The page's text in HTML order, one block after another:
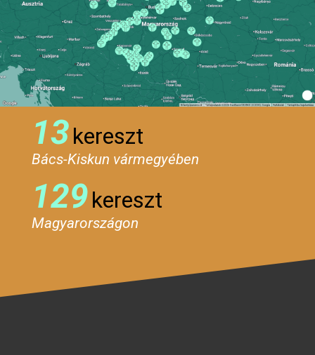
13kereszt
Bács-Kiskun vármegyében
129kereszt
Magyarországon